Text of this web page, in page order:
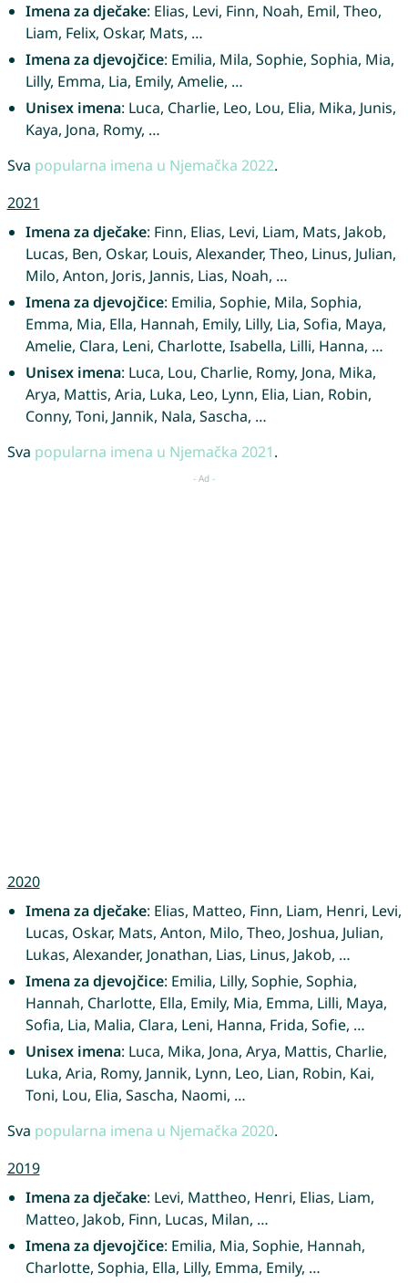
Imena za dječake: Elias, Levi, Finn, Noah, Emil, Theo,
Liam, Felix, Oskar, Mats, …
Imena za djevojčice: Emilia, Mila, Sophie, Sophia, Mia,
Lilly, Emma, Lia, Emily, Amelie, …
Unisex imena: Luca, Charlie, Leo, Lou, Elia, Mika, Junis,
Kaya, Jona, Romy, …
Sva popularna imena u Njemačka 2022.
2021
Imena za dječake: Finn, Elias, Levi, Liam, Mats, Jakob,
Lucas, Ben, Oskar, Louis, Alexander, Theo, Linus, Julian,
Milo, Anton, Joris, Jannis, Lias, Noah, …
Imena za djevojčice: Emilia, Sophie, Mila, Sophia,
Emma, Mia, Ella, Hannah, Emily, Lilly, Lia, Sofia, Maya,
Amelie, Clara, Leni, Charlotte, Isabella, Lilli, Hanna, …
Unisex imena: Luca, Lou, Charlie, Romy, Jona, Mika,
Arya, Mattis, Aria, Luka, Leo, Lynn, Elia, Lian, Robin,
Conny, Toni, Jannik, Nala, Sascha, …
Sva popularna imena u Njemačka 2021.
2020
Imena za dječake: Elias, Matteo, Finn, Liam, Henri, Levi,
Lucas, Oskar, Mats, Anton, Milo, Theo, Joshua, Julian,
Lukas, Alexander, Jonathan, Lias, Linus, Jakob, …
Imena za djevojčice: Emilia, Lilly, Sophie, Sophia,
Hannah, Charlotte, Ella, Emily, Mia, Emma, Lilli, Maya,
Sofia, Lia, Malia, Clara, Leni, Hanna, Frida, Sofie, …
Unisex imena: Luca, Mika, Jona, Arya, Mattis, Charlie,
Luka, Aria, Romy, Jannik, Lynn, Leo, Lian, Robin, Kai,
Toni, Lou, Elia, Sascha, Naomi, …
Sva popularna imena u Njemačka 2020.
2019
Imena za dječake: Levi, Mattheo, Henri, Elias, Liam,
Matteo, Jakob, Finn, Lucas, Milan, …
Imena za djevojčice: Emilia, Mia, Sophie, Hannah,
Charlotte, Sophia, Ella, Lilly, Emma, Emily, …